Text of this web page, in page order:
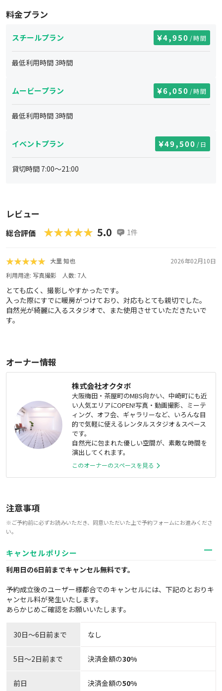
料金プラン
スチールプラン 4,950 /時間
最低利用時間 3時間
ムービープラン 6,050 /時間
最低利用時間 3時間
イベントプラン 49,500 /日
貸切時間 7:00～21:00
レビュー
総合評価 ★★★★★
★★★★★ 5.0 1件
★★★★★
★★★★★ 大里 知也
2026年02月10日
利用用途: 写真撮影 人数: 7人
とても広く、撮影しやすかったです。
入った際にすでに暖房がつけており、対応もとても親切でした。
自然光が綺麗に入るスタジオで、また使用させていただきたいで
す。
オーナー情報
株式会社オクタボ
大阪梅田・茶屋町のMBS向かい、中崎町にも近
い人気エリアにOPEN!写真・動画撮影、ミーテ
ィング、オフ会、ギャラリーなど、いろんな目
的で気軽に使えるレンタルスタジオ＆スペース
です。
自然光に包まれた優しい空間が、素敵な時間を
演出してくれます。
このオーナーのスペースを見る
注意事項
※ご予約前に必ずお読みいただき、同意いただいた上で予約フォームにお進みくださ
い。
キャンセルポリシー
利用日の6日前までキャンセル無料です。
予約成立後のユーザー様都合でのキャンセルには、下記のとおりキ
ャンセル料が発生いたします。
あらかじめご確認をお願いいたします。
30日〜6日前まで なし
5日～2日前まで 決済金額の30%
前日 決済金額の50%